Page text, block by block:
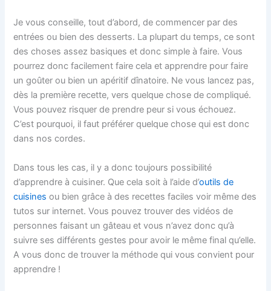
Je vous conseille, tout d’abord, de commencer par des
entrées ou bien des desserts. La plupart du temps, ce sont
des choses assez basiques et donc simple à faire. Vous
pourrez donc facilement faire cela et apprendre pour faire
un goûter ou bien un apéritif dînatoire. Ne vous lancez pas,
dès la première recette, vers quelque chose de compliqué.
Vous pouvez risquer de prendre peur si vous échouez.
C’est pourquoi, il faut préférer quelque chose qui est donc
dans nos cordes.
Dans tous les cas, il y a donc toujours possibilité
d’apprendre à cuisiner. Que cela soit à l’aide d’outils de
cuisines ou bien grâce à des recettes faciles voir même des
tutos sur internet. Vous pouvez trouver des vidéos de
personnes faisant un gâteau et vous n’avez donc qu’à
suivre ses différents gestes pour avoir le même final qu’elle.
A vous donc de trouver la méthode qui vous convient pour
apprendre !